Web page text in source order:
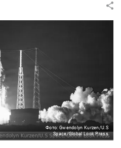
Фото: Gwendolyn Kurzen/U.S
Space/Global Look Press